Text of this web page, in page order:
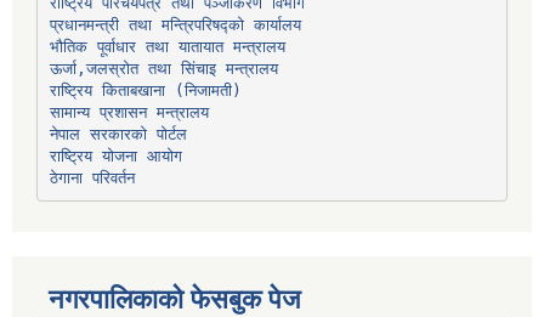
प्रधानमन्त्री तथा मन्त्रिपरिषद्को कार्यालय
भौतिक पूर्वाधार तथा यातायात मन्त्रालय
ऊर्जा,जलस्रोत तथा सिंचाइ मन्त्रालय
सामान्य प्रशासन मन्त्रालय
नेपाल सरकारको पोर्टल
राष्ट्रिय योजना आयोग
ठेगाना परिवर्तन
नगरपालिकाको फेसबुक पेज